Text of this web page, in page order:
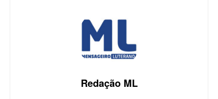
Redação ML